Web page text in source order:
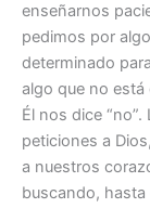
enseñarnos
pedimos por
determinado
algo que no
Él nos dice
peticiones a
a nuestros
buscando,